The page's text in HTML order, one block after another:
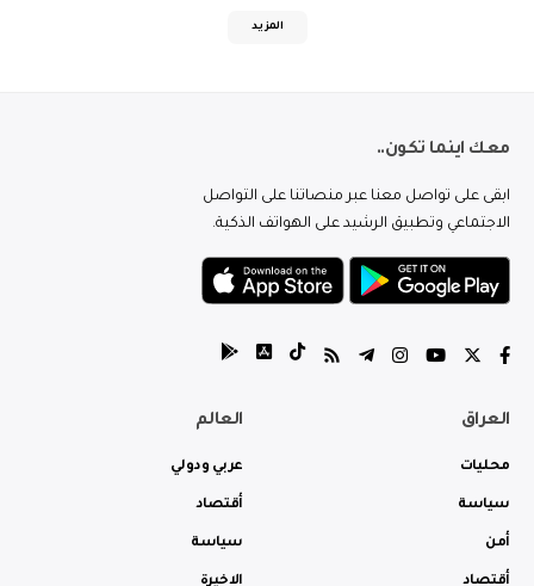
المزيد
معك اينما تكون..
ابقى على تواصل معنا عبر منصاتنا على التواصل
الاجتماعي وتطبيق الرشيد على الهواتف الذكية.
العراق
محليات
سياسة
أمن
أقتصاد
العالم
عربي ودولي
أقتصاد
سياسة
الاخيرة